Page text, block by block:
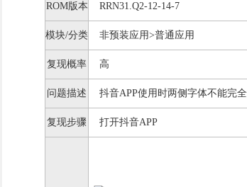
ROM版本 RRN31.Q2-12-14-7
模块/分类 非预装应用>普通应用
复现概率 高
问题描述 抖音APP使用时两侧字体不能完
复现步骤 打开抖音APP